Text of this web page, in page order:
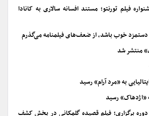
فیلم تورنتو؛ مستند افسانه سالاری به کانادا
دستمزد خوب باشد، از ضعف‌های فیلمنامه می‌گذرم
منتشر شد
به «مرد آرام» رسید
«اژدهاک» رسید
برگزاری؛ فیلم قصیده گلمکانی در بخش کشف